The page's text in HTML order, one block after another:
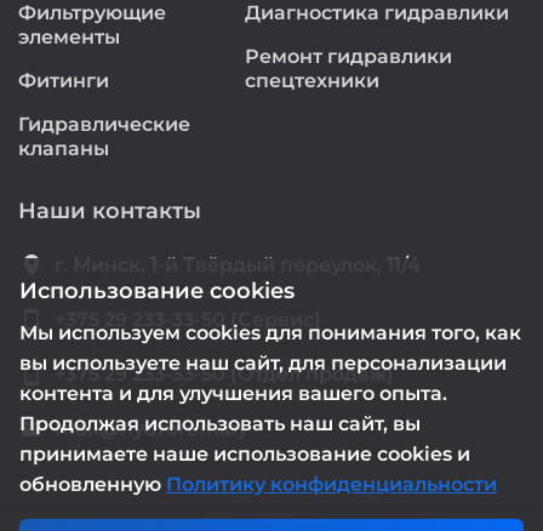
Фильтрующие
элементы
Фитинги
Гидравлические
клапаны
Диагностика гидравлики
Ремонт гидравлики
спецтехники
Наши контакты
location_on г. Минск, 1-й Твёрдый переулок, 11/4
smartphone +375 29 233-33-50 (Сервис)
smartphone +375 29 233-33-50 (Отдел продаж)
email mail@hydrorem.by
Использование cookies
Мы используем cookies для понимания того, как
вы используете наш сайт, для персонализации
контента и для улучшения вашего опыта.
Продолжая использовать наш сайт, вы
принимаете наше использование cookies и
обновленную Политику конфиденциальности